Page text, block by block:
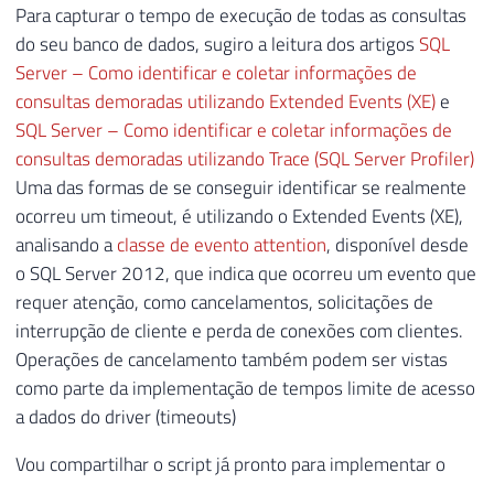
Para capturar o tempo de execução de todas as consultas
do seu banco de dados, sugiro a leitura dos artigosSQL
Server – Como identificar e coletar informações de
consultas demoradas utilizando Extended Events (XE)e
SQL Server – Como identificar e coletar informações de
consultas demoradas utilizando Trace (SQL Server Profiler)
Uma das formas de se conseguir identificar se realmente
ocorreu um timeout, é utilizando o Extended Events (XE),
analisando aclasse de evento attention, disponível desde
o SQL Server 2012, que indica que ocorreu um evento que
requer atenção, como cancelamentos, solicitações de
interrupção de cliente e perda de conexões com clientes.
Operações de cancelamento também podem ser vistas
como parte da implementação de tempos limite de acesso
a dados do driver (timeouts)
Vou compartilhar o script já pronto para implementar o